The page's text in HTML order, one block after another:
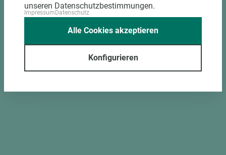
unseren Datenschutzbestimmungen.
ImpressumDatenschutz
Konfigurieren
Alle Cookies akzeptieren